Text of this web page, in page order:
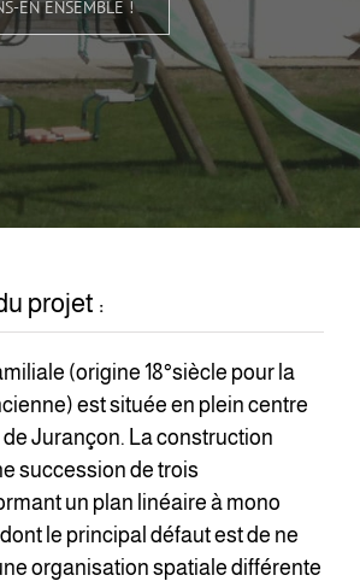
EN ENSEMBLE !
projet :
(origine 18°siècle pour la
est située en plein centre
Jurançon. La construction
succession de trois
un plan linéaire à mono
le principal défaut est de ne
organisation spatiale différente